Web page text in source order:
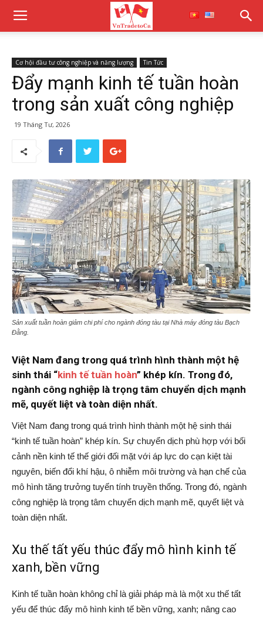
Cơ hội đầu tư công nghiệp và năng lượng Tin Tức
Đẩy mạnh kinh tế tuần hoàn
trong sản xuất công nghiệp
19 Tháng Tư, 2026
Sản xuất tuần hoàn giảm chi phí cho ngành đóng tàu tại Nhà máy đóng tàu Bạch
Đằng.
Việt Nam đang trong quá trình hình thành một hệ
sinh thái “kinh tế tuần hoàn” khép kín. Trong đó,
ngành công nghiệp là trọng tâm chuyển dịch mạnh
mẽ, quyết liệt và toàn diện nhất.
Việt Nam đang trong quá trình hình thành một hệ sinh thái
“kinh tế tuần hoàn” khép kín. Sự chuyển dịch phù hợp với bối
cảnh nền kinh tế thế giới đối mặt với áp lực do cạn kiệt tài
nguyên, biến đổi khí hậu, ô nhiễm môi trường và hạn chế của
mô hình tăng trưởng tuyến tính truyền thống. Trong đó, ngành
công nghiệp là trọng tâm chuyển dịch mạnh mẽ, quyết liệt và
toàn diện nhất.
Xu thế tất yếu thúc đẩy mô hình kinh tế
xanh, bền vững
Kinh tế tuần hoàn không chỉ là giải pháp mà là một xu thế tất
yếu để thúc đẩy mô hình kinh tế bền vững, xanh; nâng cao